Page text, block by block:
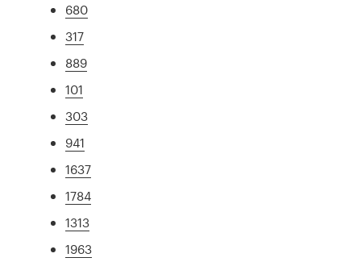
680
317
889
101
303
941
1637
1784
1313
1963